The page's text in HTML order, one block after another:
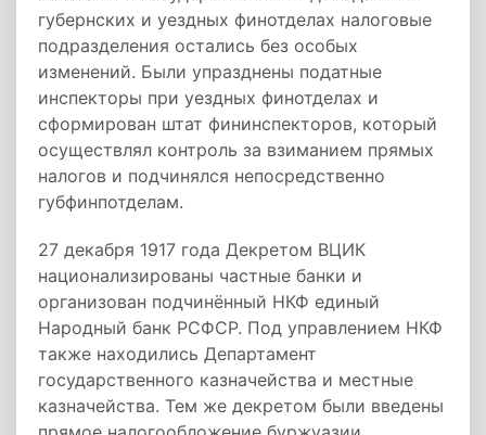
губернских и уездных финотделах налоговые
подразделения остались без особых
изменений. Были упразднены податные
инспекторы при уездных финотделах и
сформирован штат фининспекторов, который
осуществлял контроль за взиманием прямых
налогов и подчинялся непосредственно
губфинпотделам.
27 декабря 1917 года Декретом ВЦИК
национализированы частные банки и
организован подчинённый НКФ единый
Народный банк РСФСР. Под управлением НКФ
также находились Департамент
государственного казначейства и местные
казначейства. Тем же декретом были введены